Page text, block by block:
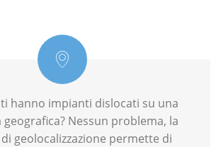
hanno impianti dislocati su una
geografica? Nessun problema, la
geolocalizzazione permette di